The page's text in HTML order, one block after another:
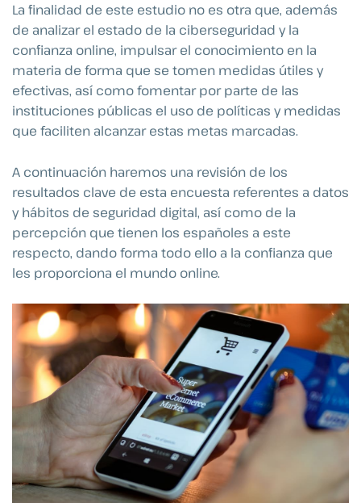
La finalidad de este estudio no es otra que, además
de analizar el estado de la ciberseguridad y la
confianza online, impulsar el conocimiento en la
materia de forma que se tomen medidas útiles y
efectivas, así como fomentar por parte de las
instituciones públicas el uso de políticas y medidas
que faciliten alcanzar estas metas marcadas.
A continuación haremos una revisión de los
resultados clave de esta encuesta referentes a datos
y hábitos de seguridad digital, así como de la
percepción que tienen los españoles a este
respecto, dando forma todo ello a la confianza que
les proporciona el mundo online.